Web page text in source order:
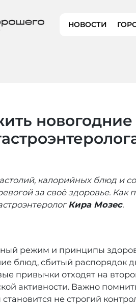
НОВОСТИ
калорийных блюд и
за своё здоровье. Как
Кира Мозес.
режим и принципы
блюд, сбитый распорядок
привычки отходят на
активности. Важно
не строгий